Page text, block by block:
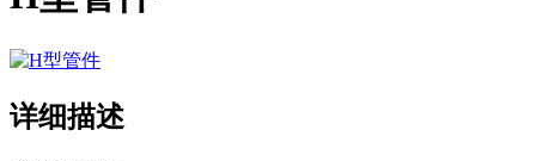
详细描述